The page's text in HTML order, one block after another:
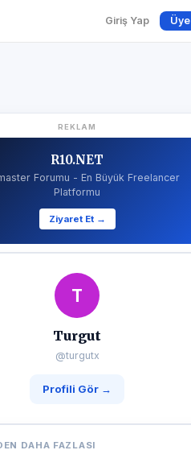
Giriş Yap
REKLAM
R10.NET
Forumu - En Büyük Freelancer
Platformu
Ziyaret Et →
T
Turgut
@turgutx
Profili Gör →
DAHA FAZLASI